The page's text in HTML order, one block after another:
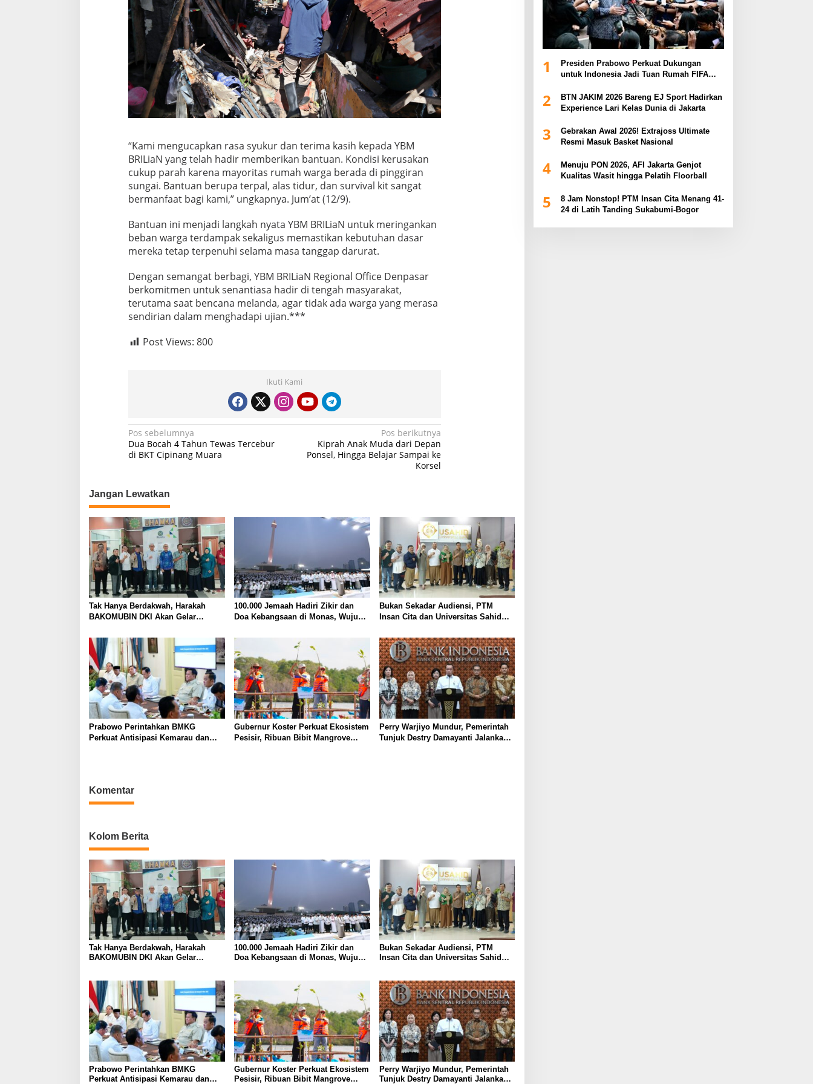
“Kami mengucapkan rasa syukur dan terima kasih kepada YBM
BRILiaN yang telah hadir memberikan bantuan. Kondisi kerusakan
cukup parah karena mayoritas rumah warga berada di pinggiran
sungai. Bantuan berupa terpal, alas tidur, dan survival kit sangat
bermanfaat bagi kami,” ungkapnya. Jum’at (12/9).
Bantuan ini menjadi langkah nyata YBM BRILiaN untuk meringankan
beban warga terdampak sekaligus memastikan kebutuhan dasar
mereka tetap terpenuhi selama masa tanggap darurat.
Dengan semangat berbagi, YBM BRILiaN Regional Office Denpasar
berkomitmen untuk senantiasa hadir di tengah masyarakat,
terutama saat bencana melanda, agar tidak ada warga yang merasa
sendirian dalam menghadapi ujian.***
Post Views: 800
Ikuti Kami
N
a
i
g
a
s
i
p
o
s
Pos sebelumnya
Dua Bocah 4 Tahun Tewas Tercebur
di BKT Cipinang Muara
Pos berikutnya
Kiprah Anak Muda dari Depan
Ponsel, Hingga Belajar Sampai ke
Korsel
Jangan Lewatkan
Tak Hanya Berdakwah, Harakah
BAKOMUBIN DKI Akan Gelar
Bersama LKLH FH UHAMKA
100.000 Jemaah Hadiri Zikir dan
Doa Kebangsaan di Monas, Wujud
Indonesia
Bukan Sekadar Audiensi, PTM
Insan Cita dan Universitas Sahid
Tenis Meja
Prabowo Perintahkan BMKG
Perkuat Antisipasi Kemarau dan
Gubernur Koster Perkuat Ekosistem
Pesisir, Ribuan Bibit Mangrove
Perry Warjiyo Mundur, Pemerintah
Tunjuk Destry Damayanti Jalankan
Komentar
Kolom Berita
Tak Hanya Berdakwah, Harakah
BAKOMUBIN DKI Akan Gelar
100.000 Jemaah Hadiri Zikir dan
Doa Kebangsaan di Monas, Wujud
Bukan Sekadar Audiensi, PTM
Insan Cita dan Universitas Sahid
Prabowo Perintahkan BMKG
Perkuat Antisipasi Kemarau dan
Gubernur Koster Perkuat Ekosistem
Pesisir, Ribuan Bibit Mangrove
Perry Warjiyo Mundur, Pemerintah
Tunjuk Destry Damayanti Jalankan
1
Presiden Prabowo Perkuat Dukungan
untuk Indonesia Jadi Tuan Rumah FIFA
Piala Dunia 2030
2
BTN JAKIM 2026 Bareng EJ Sport Hadirkan
Experience Lari Kelas Dunia di Jakarta
3
Gebrakan Awal 2026! Extrajoss Ultimate
Resmi Masuk Basket Nasional
4
Menuju PON 2026, AFI Jakarta Genjot
Kualitas Wasit hingga Pelatih Floorball
5
8 Jam Nonstop! PTM Insan Cita Menang 41-
24 di Latih Tanding Sukabumi-Bogor